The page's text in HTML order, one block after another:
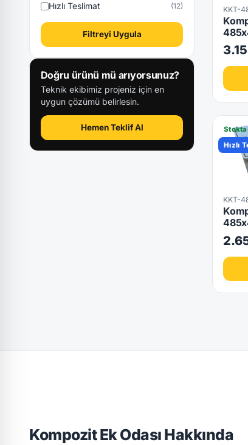
Hızlı Teslimat (12)
Filtreyi Uygula
Doğru ürünü mü arıyorsunuz?
Teknik ekibimiz projeniz için en
uygun çözümü belirlesin.
Hemen Teklif Al
KKT-
Stokta
Hızlı
KKT-
Kompozit Ek Odası Hakkında